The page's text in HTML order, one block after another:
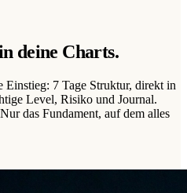
deine Charts.
Einstieg: 7 Tage Struktur, direkt in
Level, Risiko und Journal.
das Fundament, auf dem alles